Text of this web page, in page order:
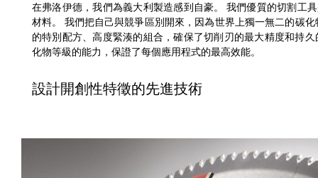
在弗洛伊德，我們為義大利製造感到自豪。 我們優質的切割工
材料。 我們把自己與競爭區別開來，因為世界上獨一無二的碳
的特別配方、高度緊湊的組合，確保了切削刃的最大精度和持
化物等級的能力，保證了每個應用程式的最高效能。
設計開創性特徵的先進技術